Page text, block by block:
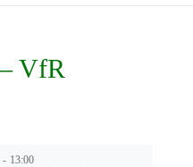
VfR
- 13:00